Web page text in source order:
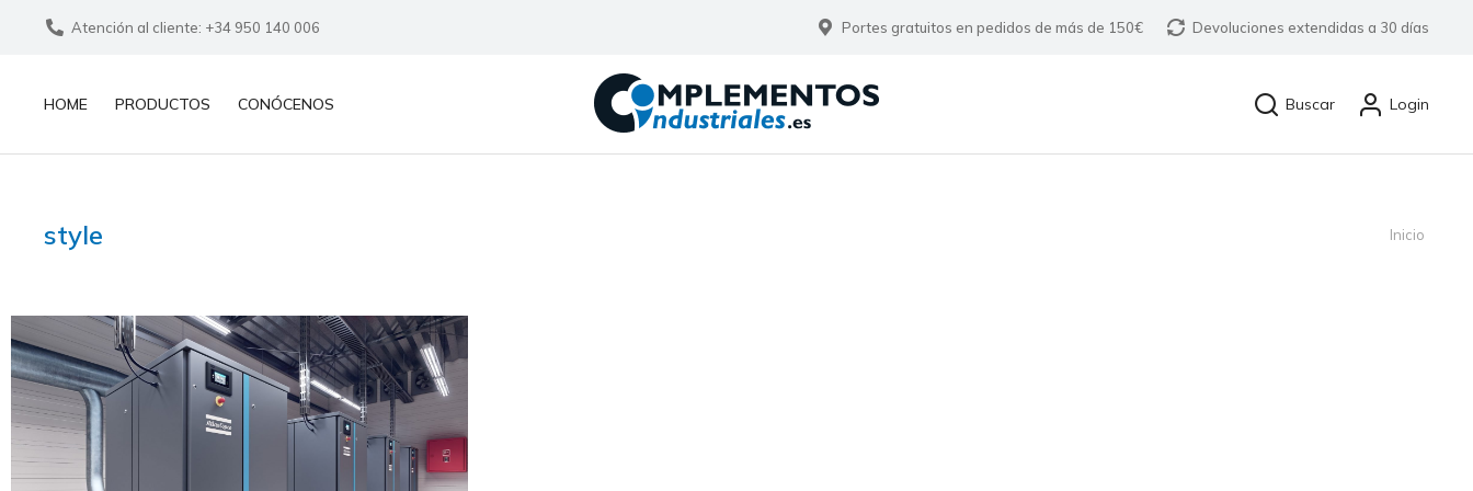
Atención al cliente: +34 950 140 006 Portes gratuitos en pedidos de más de 150€ Devoluciones extendidas a 30 días
HOME PRODUCTOS CONÓCENOS Buscar Login
style
Estás
Inicio